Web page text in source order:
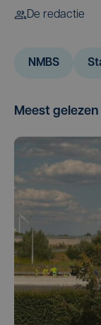
De redactie
NMBS
Meest gelezen